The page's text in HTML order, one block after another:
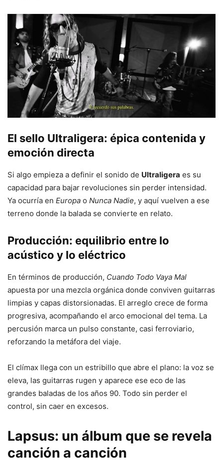
El sello Ultraligera: épica contenida y
emoción directa
Si algo empieza a definir el sonido de Ultraligera es su
capacidad para bajar revoluciones sin perder intensidad.
Ya ocurría en Europa o Nunca Nadie, y aquí vuelven a ese
terreno donde la balada se convierte en relato.
Producción: equilibrio entre lo
acústico y lo eléctrico
En términos de producción, Cuando Todo Vaya Mal
apuesta por una mezcla orgánica donde conviven guitarras
limpias y capas distorsionadas. El arreglo crece de forma
progresiva, acompañando el arco emocional del tema. La
percusión marca un pulso constante, casi ferroviario,
reforzando la metáfora del viaje.
El clímax llega con un estribillo que abre el plano: la voz se
eleva, las guitarras rugen y aparece ese eco de las
grandes baladas de los años 90. Todo sin perder el
control, sin caer en excesos.
Lapsus: un álbum que se revela
canción a canción